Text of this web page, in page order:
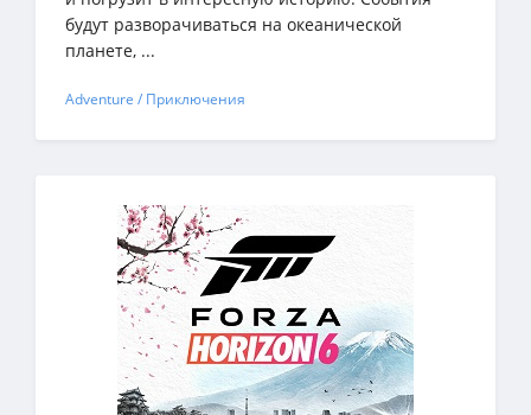
будут разворачиваться на океанической
планете, ...
Adventure / Приключения